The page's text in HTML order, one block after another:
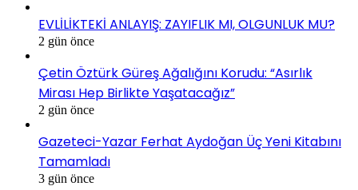
EVLİLİKTEKİ ANLAYIŞ: ZAYIFLIK MI, OLGUNLUK MU?
2 gün önce
Çetin Öztürk Güreş Ağalığını Korudu: “Asırlık
Mirası Hep Birlikte Yaşatacağız”
2 gün önce
Gazeteci-Yazar Ferhat Aydoğan Üç Yeni Kitabını
Tamamladı
3 gün önce